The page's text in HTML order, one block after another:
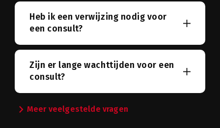
Heb ik een verwijzing nodig voor
een consult?
Zijn er lange wachttijden voor een
consult?
chevron_rightMeer veelgestelde vragen